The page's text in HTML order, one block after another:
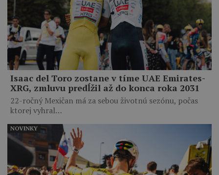
Isaac del Toro zostane v tíme UAE Emirates-
XRG, zmluvu predĺžil až do konca roka 2031
22-ročný Mexičan má za sebou životnú sezónu, počas
ktorej vyhral…
NOVINKY